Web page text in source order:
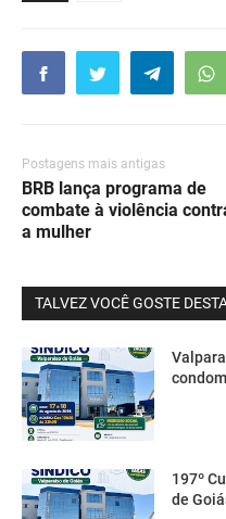
Postagens mais antigas
BRB lança programa de
combate à violência
a mulher
TALVEZ VOCÊ GOSTE
197º
de